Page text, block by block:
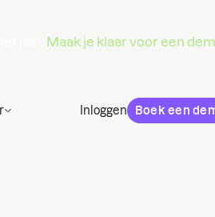
Maak je klaar voor een
Inloggen Boek een